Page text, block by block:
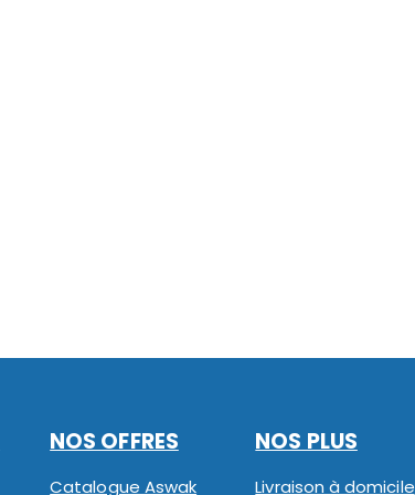
NOS OFFRES
Catalogue Aswak
NOS PLUS
Livraison à domicile